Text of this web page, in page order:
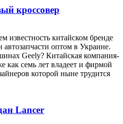
кроссовер
китайском бренде
оптом в Украине.
Geely? Китайская компания-
как семь лет владеет и фирмой
которой ныне трудится
Lancer